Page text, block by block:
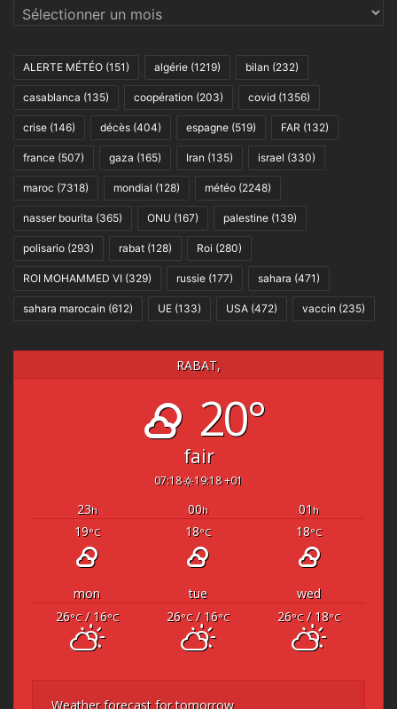
Archives
ALERTE MÉTÉO (151) algérie (1219) bilan (232)
casablanca (135) coopération (203) covid (1356)
crise (146) décès (404) espagne (519) FAR (132)
france (507) gaza (165) Iran (135) israel (330)
maroc (7318) mondial (128) météo (2248)
nasser bourita (365) ONU (167) palestine (139)
polisario (293) rabat (128) Roi (280)
ROI MOHAMMED VI (329) russie (177) sahara (471)
sahara marocain (612) UE (133) USA (472) vaccin (235)
RABAT,
20°
fair
07:18 19:18 +01
23h 00h 01 h
19°C 18°C 18°C
mon tue
wed
26°C/ 16°C 26°C/ 16°C 26°C/ 18°C
Weather forecast for tomorrow